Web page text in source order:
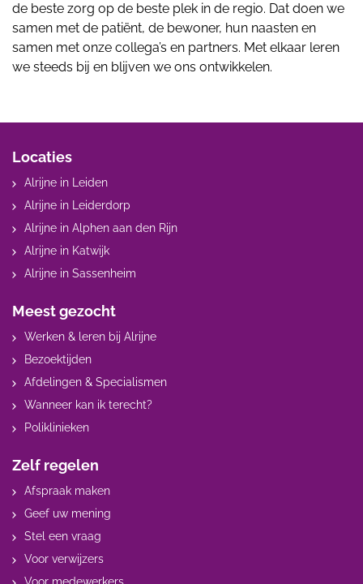
de beste zorg op de beste plek in de regio. Dat doen we
samen met de patiënt, de bewoner, hun naasten en
samen met onze collega’s en partners. Met elkaar leren
we steeds bij en blijven we ons ontwikkelen.
Locaties
Alrijne in Leiden
Alrijne in Leiderdorp
Alrijne in Alphen aan den Rijn
Alrijne in Katwijk
Alrijne in Sassenheim
Meest gezocht
Werken & leren bij Alrijne
Bezoektijden
Afdelingen & Specialismen
Wanneer kan ik terecht?
Poliklinieken
Zelf regelen
Afspraak maken
Geef uw mening
Stel een vraag
Voor verwijzers